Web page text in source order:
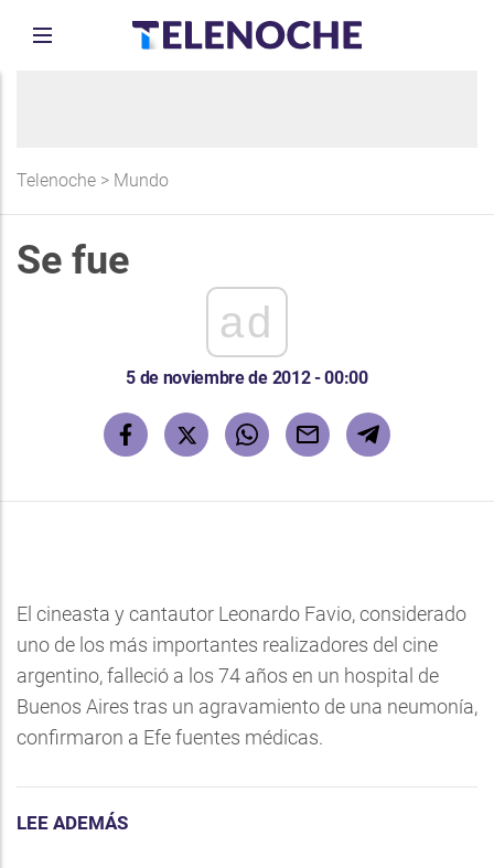
Telenoche > Mundo
Se fue
ad
5 de noviembre de 2012 - 00:00
El cineasta y cantautor Leonardo Favio, considerado
uno de los más importantes realizadores del cine
argentino, falleció a los 74 años en un hospital de
Buenos Aires tras un agravamiento de una neumonía,
confirmaron a Efe fuentes médicas.
LEE ADEMÁS